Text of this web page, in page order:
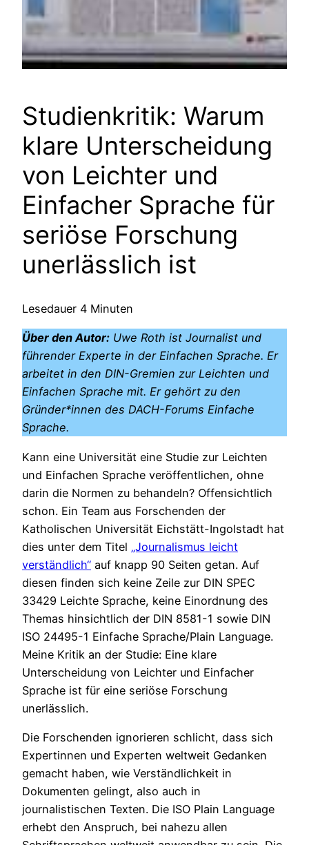
Studienkritik: Warum
klare Unterscheidung
von Leichter und
Einfacher Sprache für
seriöse Forschung
unerlässlich ist
Lesedauer 4 Minuten
Über den Autor: Uwe Roth ist Journalist und
führender Experte in der Einfachen Sprache. Er
arbeitet in den DIN-Gremien zur Leichten und
Einfachen Sprache mit. Er gehört zu den
Gründer*innen des DACH-Forums Einfache
Sprache.
Kann eine Universität eine Studie zur Leichten
und Einfachen Sprache veröffentlichen, ohne
darin die Normen zu behandeln? Offensichtlich
schon. Ein Team aus Forschenden der
Katholischen Universität Eichstätt-Ingolstadt hat
dies unter dem Titel „Journalismus leicht
verständlich“ auf knapp 90 Seiten getan. Auf
diesen finden sich keine Zeile zur DIN SPEC
33429 Leichte Sprache, keine Einordnung des
Themas hinsichtlich der DIN 8581-1 sowie DIN
ISO 24495-1 Einfache Sprache/Plain Language.
Meine Kritik an der Studie: Eine klare
Unterscheidung von Leichter und Einfacher
Sprache ist für eine seriöse Forschung
unerlässlich.
Die Forschenden ignorieren schlicht, dass sich
Expertinnen und Experten weltweit Gedanken
gemacht haben, wie Verständlichkeit in
Dokumenten gelingt, also auch in
journalistischen Texten. Die ISO Plain Language
erhebt den Anspruch, bei nahezu allen